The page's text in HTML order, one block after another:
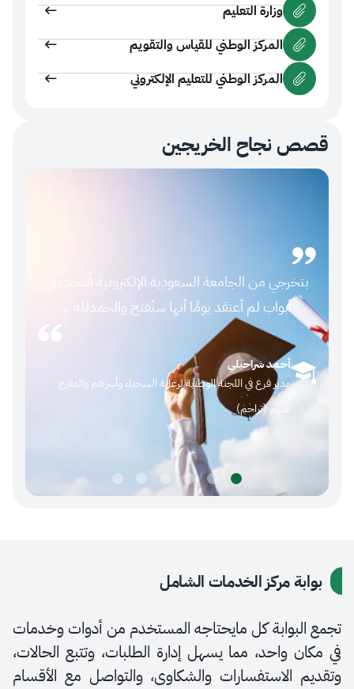
وزارة التعليم
المركز الوطني للقياس والتقويم
المركز الوطني للتعليم الإلكتروني
نجاح الخريجين
من الجامعة السعودية الإلكترونية فُتحت لي
أبواب لم أعتقد يومًا أنها ستُفتح والحمدلله ..
أحمد شراحيلي
مدير فرع في اللجنة الوطنية لرعاية السجناء وأسرهم والمفرج
مركز الخدمات الشامل
كل مايحتاجه المستخدم من أدوات وخدمات
واحد، مما يسهل إدارة الطلبات، وتتبع الحالات،
الاستفسارات والشكاوى، والتواصل مع الأقسام